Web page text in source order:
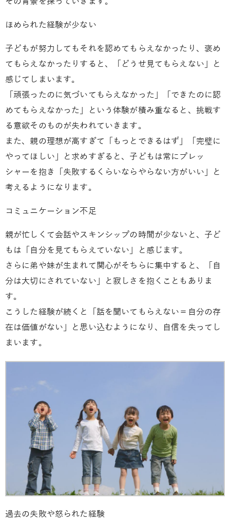
ほめられた経験が少ない
子どもが努力してもそれを認めてもらえなかったり、褒め
てもらえなかったりすると、「どうせ見てもらえない」と
感じてしまいます。
「頑張ったのに気づいてもらえなかった」「できたのに認
めてもらえなかった」という体験が積み重なると、挑戦す
る意欲そのものが失われていきます。
また、親の理想が高すぎて「もっとできるはず」「完璧に
やってほしい」と求めすぎると、子どもは常にプレッ
シャーを抱き「失敗するくらいならやらない方がいい」と
考えるようになります。
コミュニケーション不足
親が忙しくて会話やスキンシップの時間が少ないと、子ど
もは「自分を見てもらえていない」と感じます。
さらに弟や妹が生まれて関心がそちらに集中すると、「自
分は大切にされていない」と寂しさを抱くこともありま
す。
こうした経験が続くと「話を聞いてもらえない＝自分の存
在は価値がない」と思い込むようになり、自信を失ってし
まいます。
過去の失敗や怒られた経験